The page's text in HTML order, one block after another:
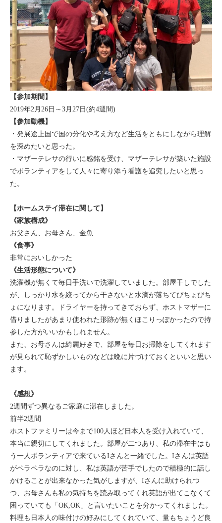
バリ
ベトナム
マルタ島
モンゴル
ジョグジャ
ハンガリー
ギリシャ
【参加期間】
2019年2月26日～3月27日(約4週間)
【参加動機】
・発展途上国で国の分化や考え方など生活をともにしながら理解
を深めたいと思った。
・マザーテレサの行いに感銘を受け、マザーテレサが築いた施設
でボランティアをして人々に寄り添う看護を追究したいと思っ
た。
【ホームステイ滞在に関して】
《家族構成》
お父さん、お母さん、金魚
《食事》
非常においしかった
《生活形態について》
洗濯機が無くて毎日手洗いで洗濯していました。部屋干しでした
が、しっかり水を絞ってから干さないと水滴が落ちてびちょびち
ょになります。ドライヤーを持ってきておらず、ホストマザーに
借りましたがあまり使われた形跡が無くほこりっぽかったので持
参した方がいいかもしれません。
また、お母さんは綺麗好きで、部屋を毎日お掃除をしてくれます
が見られて恥ずかしいものなどは晩に片づけておくといいと思い
ます。
《感想》
2週間ずつ異なるご家庭に滞在しました。
前半2週間
ホストファミリーは今まで100人ほど日本人を受け入れていて、
本当に親切にしてくれました。部屋が二つあり、私の滞在中はも
う一人ボランティアで来ているIさんと一緒でした。Iさんは英語
がペラペラなのに対し、私は英語が苦手でしたので積極的に話し
かけることが出来なかった気がしますが、Iさんに助けられつ
つ、お母さんも私の気持ちを読み取ってくれ英語が出てこなくて
困っていても「OK,OK」と言いたいことを分かってくれました。
料理も日本人の味付けの好みにしてくれていて、量もちょうど良